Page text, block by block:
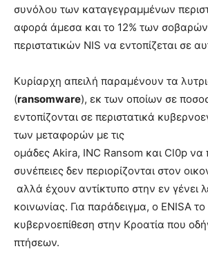
συνόλου των καταγεγραμμένων
αφορά άμεσα και το 12% των σοβαρών
περιστατικών NIS να εντοπίζεται σε
Κυρίαρχη απειλή παραμένουν τα
(ransomware), εκ των οποίων σε
εντοπίζονται σε περιστατικά
των μεταφορών με τις
ομάδες Akira, INC Ransom και Cl0p να
συνέπειες δεν περιορίζονται στον
αλλά έχουν αντίκτυπο στην εν γένει
κοινωνίας. Για παράδειγμα, ο ENISA
κυβερνοεπίθεση στην Κροατία που
πτήσεων.